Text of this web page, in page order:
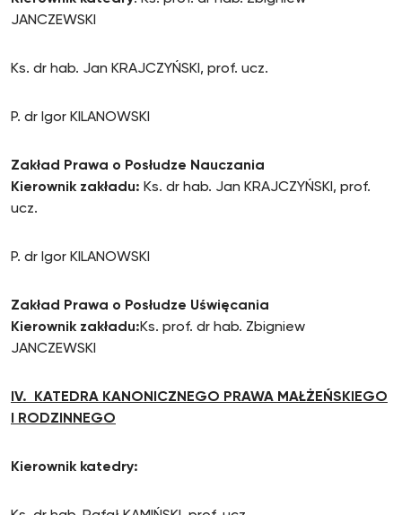
JANCZEWSKI
Ks. dr hab. Jan KRAJCZYŃSKI, prof. ucz.
P. dr Igor KILANOWSKI
Zakład Prawa o Posłudze Nauczania
Kierownik zakładu: Ks. dr hab. Jan KRAJCZYŃSKI, prof.
ucz.
P. dr Igor KILANOWSKI
Zakład Prawa o Posłudze Uświęcania
Kierownik zakładu:Ks. prof. dr hab. Zbigniew
JANCZEWSKI
IV. KATEDRA KANONICZNEGO PRAWA MAŁŻEŃSKIEGO
I RODZINNEGO
Kierownik katedry: